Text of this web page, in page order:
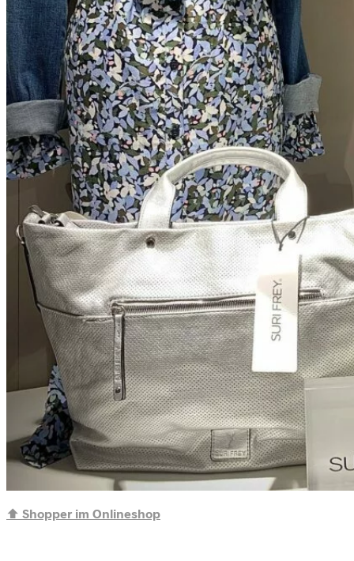
⬆️ Shopper im Onlineshop